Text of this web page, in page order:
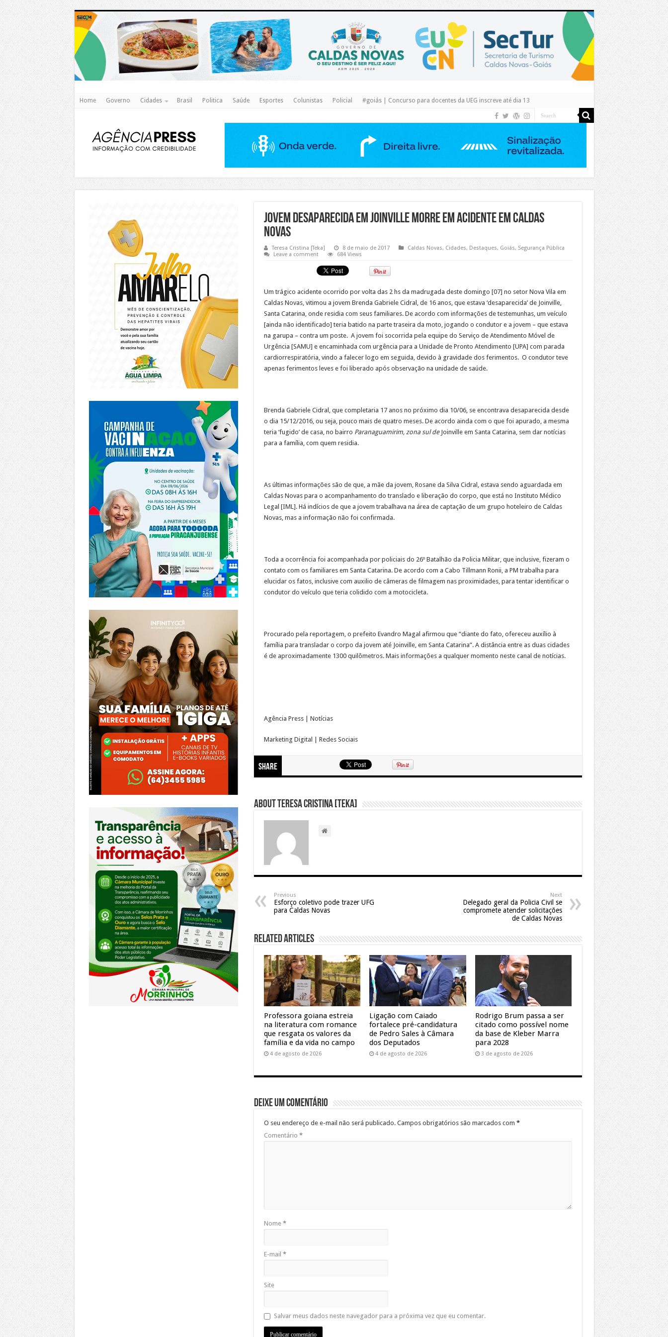
https://www.caldasnovas.go.gov.br/
Home Governo Cidades Brasil Politica Saúde Esportes Colunistas Policial #goiás | Concurso para docentes da UEG inscreve até dia 13
Jovem desaparecida em Joinville morre em acidente em Caldas
Novas
Teresa Cristina [Teka] 8 de maio de 2017 Caldas Novas, Cidades, Destaques, Goiás, Segurança Pública
Leave a comment
684 Views
Um trágico acidente ocorrido por volta das 2 hs da madrugada deste domingo [07] no setor Nova Vila em
Caldas Novas, vitimou a jovem Brenda Gabriele Cidral, de 16 anos, que estava ‘desaparecida’ de Joinville,
Santa Catarina, onde residia com seus familiares. De acordo com informações de testemunhas, um veículo
[ainda não identificado] teria batido na parte traseira da moto, jogando o condutor e a jovem – que estava
na garupa – contra um poste. A jovem foi socorrida pela equipe do Serviço de Atendimento Móvel de
Urgência [SAMU] e encaminhada com urgência para a Unidade de Pronto Atendimento [UPA] com parada
cardiorrespiratória, vindo a falecer logo em seguida, devido à gravidade dos ferimentos. O condutor teve
apenas ferimentos leves e foi liberado após observação na unidade de saúde.
Brenda Gabriele Cidral, que completaria 17 anos no próximo dia 10/06, se encontrava desaparecida desde
o dia 15/12/2016, ou seja, pouco mais de quatro meses. De acordo ainda com o que foi apurado, a mesma
teria ‘fugido’ de casa, no bairro Paranaguamirim, zona sul deJoinville em Santa Catarina, sem dar notícias
para a família, com quem residia.
As últimas informações são de que, a mãe da jovem, Rosane da Silva Cidral, estava sendo aguardada em
Caldas Novas para o acompanhamento do translado e liberação do corpo, que está no Instituto Médico
Legal [IML]. Há indícios de que a jovem trabalhava na área de captação de um grupo hoteleiro de Caldas
Novas, mas a informação não foi confirmada.
Toda a ocorrência foi acompanhada por policiais do 26º Batalhão da Policia Militar, que inclusive, fizeram o
contato com os familiares em Santa Catarina. De acordo com a Cabo Tillmann Ronii, a PM trabalha para
elucidar os fatos, inclusive com auxilio de câmeras de filmagem nas proximidades, para tentar identificar o
condutor do veículo que teria colidido com a motocicleta.
Procurado pela reportagem, o prefeito Evandro Magal afirmou que “diante do fato, ofereceu auxílio à
família para transladar o corpo da jovem até Joinville, em Santa Catarina”. A distância entre as duas cidades
é de aproximadamente 1300 quilômetros. Mais informações a qualquer momento neste canal de notícias.
Agência Press | Notícias
Marketing Digital | Redes Sociais
Share
About Teresa Cristina [Teka]
Previous
Esforço coletivo pode trazer UFG
para Caldas Novas
Next
Delegado geral da Policia Civil se
compromete atender solicitações
de Caldas Novas
Related Articles
Professora goiana estreia
na literatura com romance
que resgata os valores da
família e da vida no campo
4 de agosto de 2026
Ligação com Caiado
fortalece pré-candidatura
de Pedro Sales à Câmara
dos Deputados
4 de agosto de 2026
Rodrigo Brum passa a ser
citado como possível nome
da base de Kleber Marra
para 2028
3 de agosto de 2026
Deixe um comentário
O seu endereço de e-mail não será publicado. Campos obrigatórios são marcados com *
Comentário *
Nome *
E-mail *
Site
Salvar meus dados neste navegador para a próxima vez que eu comentar.
https://piracanjuba.go.gov.br/
https://www.infinitygo.com.br/
https://morrinhos.go.leg.br/